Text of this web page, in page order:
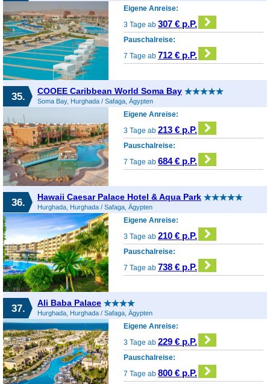
Eigene Anreise:
3 Tage ab307 € p.P.
Pauschalreise:
7 Tage ab 712 € p.P.
35. COOEE Caribbean World Soma Bay
Soma Bay, Hurghada / Safaga, Ägypten
Eigene Anreise:
3 Tage ab213 € p.P.
Pauschalreise:
7 Tage ab684 € p.P.
36. Hawaii Caesar Palace Hotel & Aqua Park
Hurghada, Hurghada / Safaga, Ägypten
Eigene Anreise:
3 Tage ab210 € p.P.
Pauschalreise:
7 Tage ab 738 € p.P.
37. Ali Baba Palace
Hurghada, Hurghada / Safaga, Ägypten
Eigene Anreise:
3 Tage ab229 € p.P.
Pauschalreise:
7 Tage ab800 € p.P.